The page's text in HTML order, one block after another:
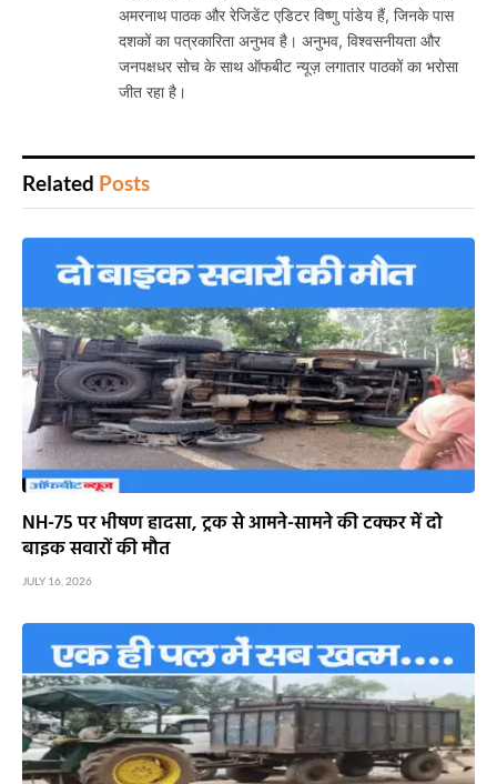
अमरनाथ पाठक और रेजिडेंट एडिटर विष्णु पांडेय हैं, जिनके पास
दशकों का पत्रकारिता अनुभव है। अनुभव, विश्वसनीयता और
जनपक्षधर सोच के साथ ऑफबीट न्यूज़ लगातार पाठकों का भरोसा
जीत रहा है।
Related Posts
NH-75 पर भीषण हादसा, ट्रक से आमने-सामने की टक्कर में दो
बाइक सवारों की मौत
JULY 16, 2026